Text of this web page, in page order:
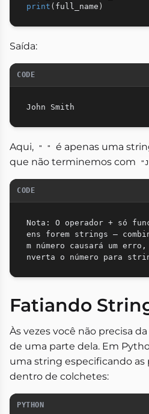
print ( full_name )
Saída:
CODE
Aqui, " "
é apenas uma
que não terminemos com
CODE
Nota: O operador + só
ens forem strings —
m número causará um
Fatiando
Às vezes você não precisa
de uma parte dela. Em
uma string especificando as
dentro de colchetes:
PYTHON